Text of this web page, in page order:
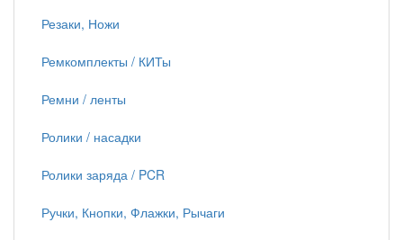
Резаки, Ножи
Ремкомплекты / КИТы
Ремни / ленты
Ролики / насадки
Ролики заряда / PCR
Ручки, Кнопки, Флажки, Рычаги